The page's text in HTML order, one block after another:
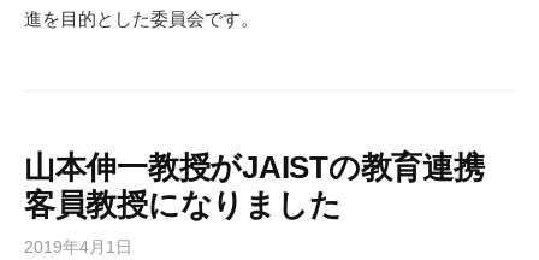
進を目的とした委員会です。
山本伸一教授がJAISTの教育連携
客員教授になりました
2019年4月1日